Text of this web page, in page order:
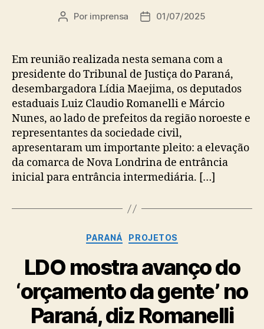
Autor
Por imprensa
Data01/07/2025
Em reunião realizada nesta semana com a
presidente do Tribunal de Justiça do Paraná,
desembargadora Lídia Maejima, os deputados
estaduais Luiz Claudio Romanelli e Márcio
Nunes, ao lado de prefeitos da região noroeste e
representantes da sociedade civil,
apresentaram um importante pleito: a elevação
da comarca de Nova Londrina de entrância
inicial para entrância intermediária. […]
Categorias
PARANÁ PROJETOS
LDO mostra avanço do
‘orçamento da gente’ no
Paraná, diz Romanelli